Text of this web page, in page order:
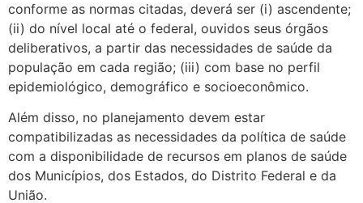
conforme as normas citadas, deverá ser (i) ascendente;
(ii) do nível local até o federal, ouvidos seus órgãos
deliberativos, a partir das necessidades de saúde da
população em cada região; (iii) com base no perfil
epidemiológico, demográfico e socioeconômico.
Além disso, no planejamento devem estar
compatibilizadas as necessidades da política de saúde
com a disponibilidade de recursos em planos de saúde
dos Municípios, dos Estados, do Distrito Federal e da
União.